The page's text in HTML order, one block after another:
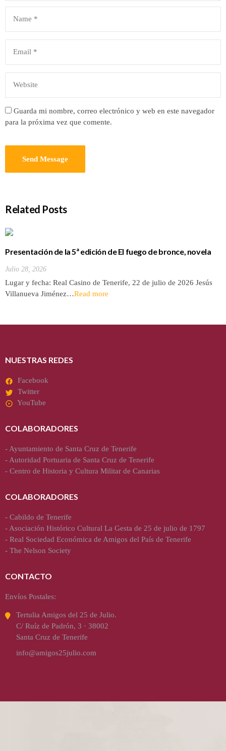
Guarda mi nombre, correo electrónico y web en este navegador
para la próxima vez que comente.
Related Posts
Presentación de la 5ª edición de El fuego de bronce, novela
Julio 28, 2026
Lugar y fecha: Real Casino de Tenerife, 22 de julio de 2026 Jesús
Villanueva Jiménez…Read more
NUESTRAS REDES
Facebook
Twitter
YouTube
COLABORADORES
-Ayuntamiento de Santa Cruz de Tenerife
-Autoridad Portuaria de Santa Cruz de Tenerife
- Centro de Historia y Cultura Militar de Canarias
COLABORADORES
- Cabildo de Tenerife
-Asociación Histórico Cultural La Gesta de 25 de julio de 1797
- Real Sociedad Económica de Amigos del País de Tenerife
- The Nelson Society
CONTACTO
Envíos Postales:
Tertulia Amigos del 25 de Julio.
C/ Ruíz de Padrón, 3 · 38002
Santa Cruz de Tenerife
info@amigos25julio.com